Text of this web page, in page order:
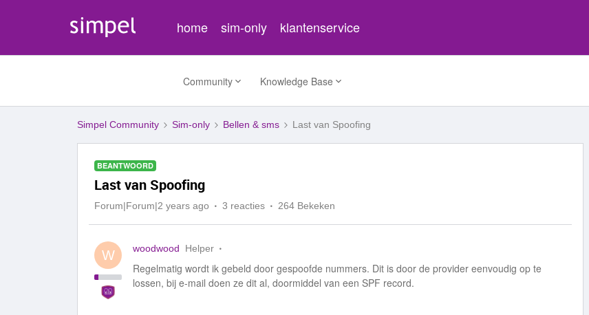
home sim-only klantenservice
Community Knowledge Base
Simpel Community Sim-only Bellen & sms Last van Spoofing
BEANTWOORD
Last van Spoofing
Forum|Forum|2 years ago 3 reacties 264 Bekeken
W woodwood Helper
Regelmatig wordt ik gebeld door gespoofde nummers. Dit is door de provider eenvoudig op te
lossen, bij e-mail doen ze dit al, doormiddel van een SPF record.